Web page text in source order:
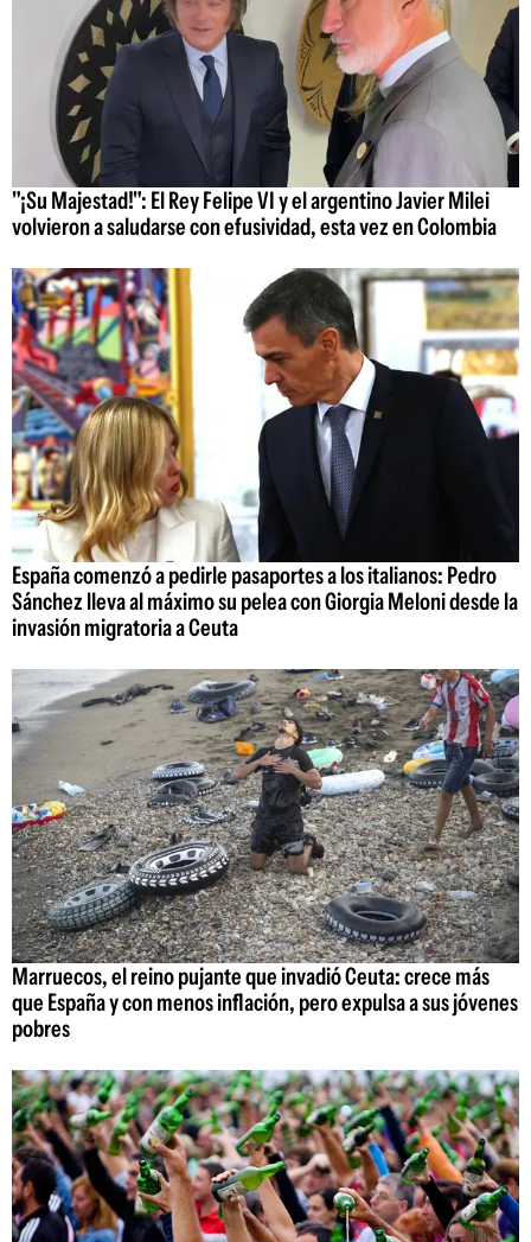
"¡Su Majestad!": El Rey Felipe VI y el argentino Javier Milei
volvieron a saludarse con efusividad, esta vez en Colombia
España comenzó a pedirle pasaportes a los italianos: Pedro
Sánchez lleva al máximo su pelea con Giorgia Meloni desde la
invasión migratoria a Ceuta
Marruecos, el reino pujante que invadió Ceuta: crece más
que España y con menos inflación, pero expulsa a sus jóvenes
pobres